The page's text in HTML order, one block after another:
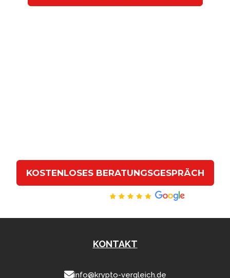
KOSTENLOSES BERATUNGSGESPRÄCH
KONTAKT
info@krypto-vergleich.de